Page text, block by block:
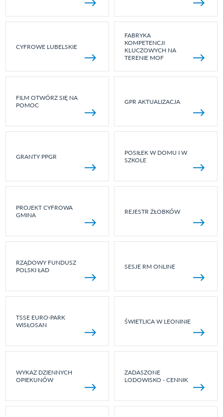
CYFROWE LUBELSKIE
FABRYKA
KOMPETENCJI
KLUCZOWYCH NA
TERENIE MOF
FILM OTWÓRZ SIĘ NA
POMOC
GPR AKTUALIZACJA
GRANTY PPGR
POSIŁEK W DOMU I W
SZKOLE
PROJEKT CYFROWA
GMINA
REJESTR ŻŁOBKÓW
RZĄDOWY FUNDUSZ
POLSKI ŁAD
SESJE RM ONLINE
TSSE EURO-PARK
WISŁOSAN
ŚWIETLICA W LEONINIE
WYKAZ DZIENNYCH
OPIEKUNÓW
ZADASZONE
LODOWISKO - CENNIK